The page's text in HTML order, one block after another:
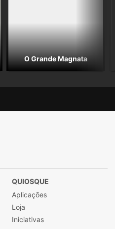
O Grande Magnata
QUIOSQUE
Aplicações
Loja
Iniciativas